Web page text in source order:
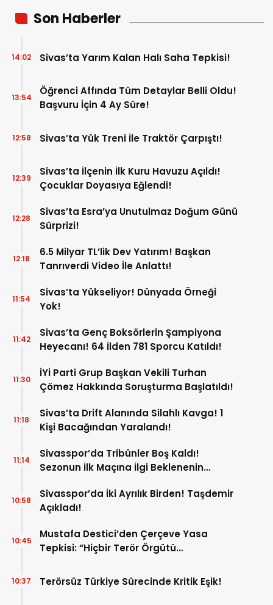
Son Haberler
Sivas’ta Yarım Kalan Halı Saha Tepkisi!
14:02
Öğrenci Affında Tüm Detaylar Belli Oldu!
Başvuru İçin 4 Ay Süre!
13:54
Sivas’ta Yük Treni İle Traktör Çarpıştı!
12:58
Sivas’ta İlçenin İlk Kuru Havuzu Açıldı!
Çocuklar Doyasıya Eğlendi!
12:39
Sivas’ta Esra’ya Unutulmaz Doğum Günü
Sürprizi!
12:28
6.5 Milyar TL’lik Dev Yatırım! Başkan
Tanrıverdi Video İle Anlattı!
12:18
Sivas’ta Yükseliyor! Dünyada Örneği
Yok!
11:54
Sivas’ta Genç Boksörlerin Şampiyona
Heyecanı! 64 İlden 781 Sporcu Katıldı!
11:42
İYİ Parti Grup Başkan Vekili Turhan
Çömez Hakkında Soruşturma Başlatıldı!
11:30
Sivas’ta Drift Alanında Silahlı Kavga! 1
Kişi Bacağından Yaralandı!
11:18
Sivasspor’da Tribünler Boş Kaldı!
Sezonun İlk Maçına İlgi Beklenenin
11:14
Sivasspor’da İki Ayrılık Birden! Taşdemir
Açıkladı!
10:58
Mustafa Destici’den Çerçeve Yasa
Tepkisi: “Hiçbir Terör Örgütü
Edilemez”
10:45
Terörsüz Türkiye Sürecinde Kritik Eşik!
10:37